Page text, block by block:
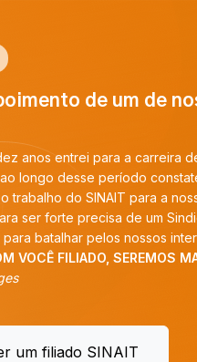
de nossos
a carreira de Auditoria-Fiscal
constatei que é
para a nossa categoria.
de um Sindicato forte,
nossos interesses. E tenho
SEREMOS MAIS!”